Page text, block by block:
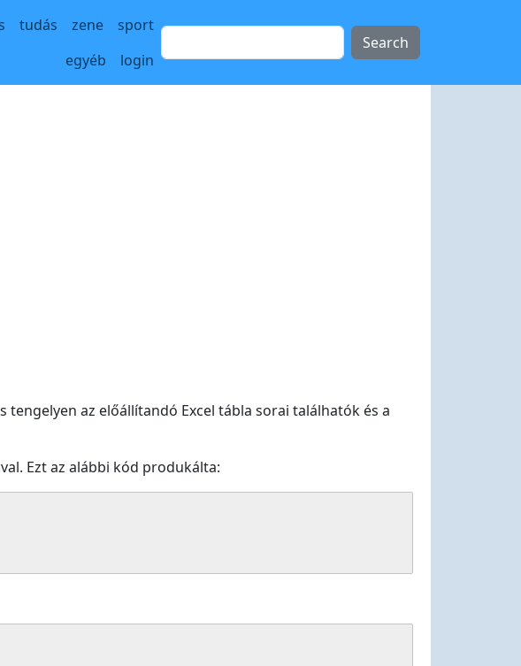
tudás zene
sport
egyéb
login
az előállítandó Excel tábla sorai találhatók és a
Ezt az alábbi kód produkálta: